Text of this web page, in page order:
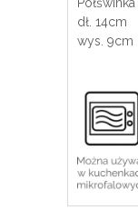
dł. 14cm
wys. 9cm